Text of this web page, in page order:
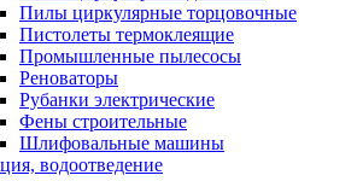
Пилы циркулярные торцовочные
Пистолеты термоклеящие
Промышленные пылесосы
Реноваторы
Рубанки электрические
Фены строительные
Шлифовальные машины
водоотведение